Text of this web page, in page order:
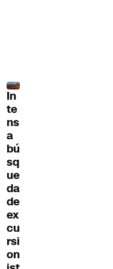
In
te
ns
a
bú
sq
ue
da
de
ex
cu
rsi
on